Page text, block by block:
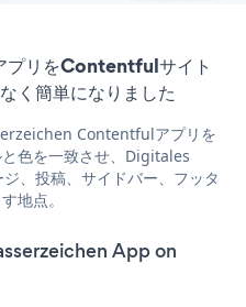
リをContentfulサイト
く簡単になりました
Contentfulアプリを
色を一致させ、Digitales
、投稿、サイドバー、フッタ
地点。
App on